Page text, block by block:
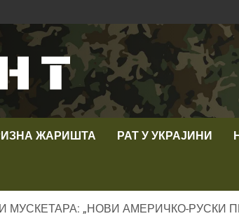
ЖАРИШТА РАТ У УКРАЈИНИ
МУСКЕТАРА: „НОВИ АМЕРИЧКО-РУСКИ